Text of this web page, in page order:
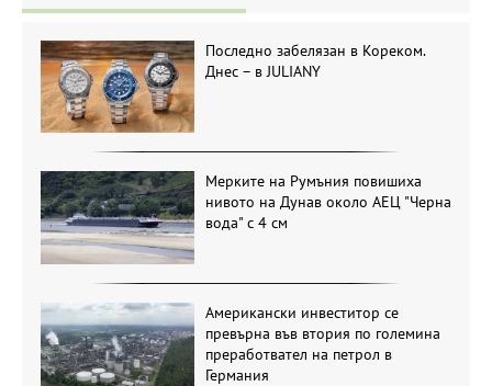
Последно забелязан в Кореком.
Днес – в JULIANY
Мерките на Румъния повишиха
нивото на Дунав около АЕЦ "Черна
вода" с 4 см
Американски инвеститор се
превърна във втория по големина
преработвател на петрол в
Германия